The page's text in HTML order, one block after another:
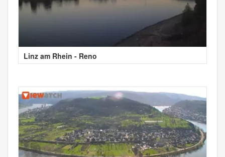
Linz am Rhein - Reno